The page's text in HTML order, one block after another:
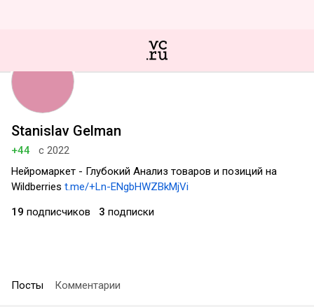
Stanislav Gelman
+44
с 2022
Нейромаркет - Глубокий Анализ товаров и позиций на
Wildberries t.me/+Ln-ENgbHWZBkMjVi
19 подписчиков 3 подписки
Посты Комментарии